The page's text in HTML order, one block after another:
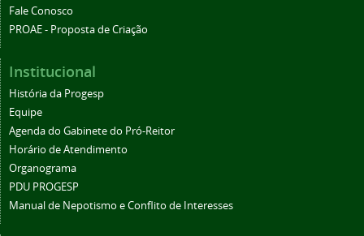
Fale Conosco
PROAE - Proposta de Criação
Institucional
História da Progesp
Equipe
Agenda do Gabinete do Pró-Reitor
Horário de Atendimento
Organograma
PDU PROGESP
Manual de Nepotismo e Conflito de Interesses